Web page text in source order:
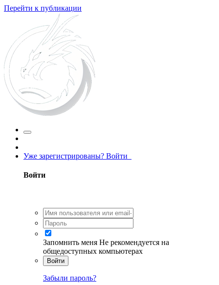
Перейти к публикации
Уже зарегистрированы? Войти
Войти
Запомнить меня Не рекомендуется на
общедоступных компьютерах
Войти
Забыли пароль?